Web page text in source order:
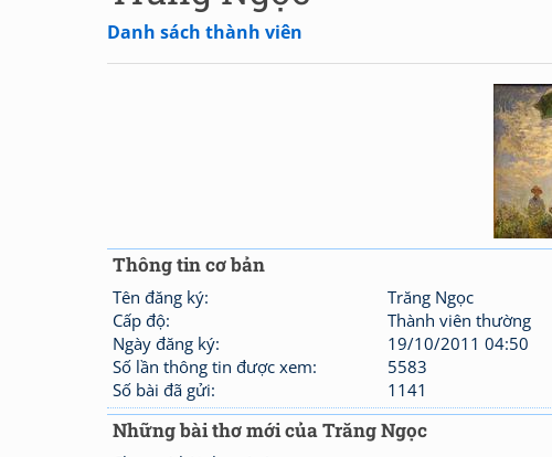
Danh sách thành viên
Thông tin cơ bản
Tên đăng ký:
Trăng Ngọc
Cấp độ:
Thành viên thường
Ngày đăng ký:
19/10/2011 04:50
Số lần thông tin được xem:
5583
Số bài đã gửi:
1141
Những bài thơ mới của Trăng Ngọc